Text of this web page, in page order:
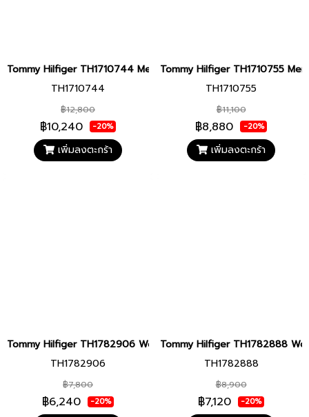
Tommy Hilfiger TH1710744 Men watch นาฬิกาข้อมือ นาฬิกา ผู้ชาย
TH1710744
฿12,800
฿10,240 -20%
เพิ่มลงตะกร้า
Tommy Hilfiger TH1710755
TH1710755
฿11,100
฿8,880 -20%
เพิ่มลงตะกร้า
Tommy Hilfiger TH1782906 Women watch นาฬิกาข้อมือ นาฬิกา ผู้
TH1782906
฿7,800
฿6,240 -20%
Tommy Hilfiger TH1782888
TH1782888
฿8,900
฿7,120 -20%